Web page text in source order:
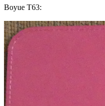
Boyue T63: